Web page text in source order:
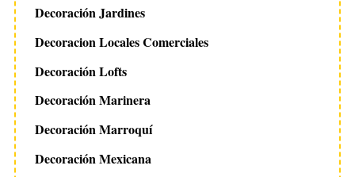
Decoración Jardines
Decoracion Locales Comerciales
Decoración Lofts
Decoración Marinera
Decoración Marroquí
Decoración Mexicana